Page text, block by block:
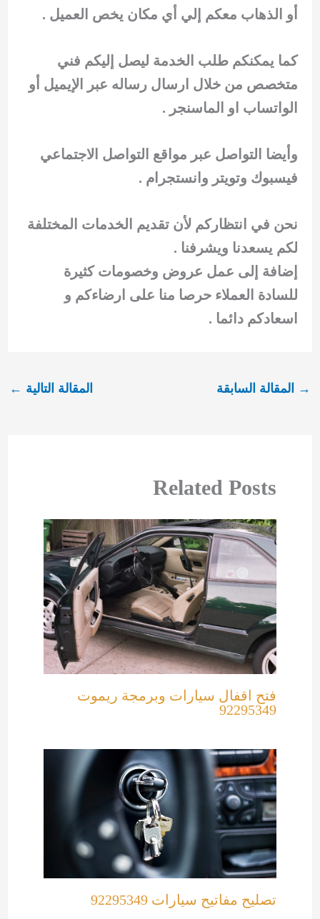
أو الذهاب معكم إلي أي مكان يخص العميل .
كما يمكنكم طلب الخدمة ليصل إليكم فني
متخصص من خلال ارسال رساله عبر الإيميل أو
الواتساب او الماسنجر .
وأيضا التواصل عبر مواقع التواصل الاجتماعي
فيسبوك وتويتر وانستجرام .
نحن في انتظاركم لأن تقديم الخدمات المختلفة
لكم يسعدنا ويشرفنا .
إضافة إلى عمل عروض وخصومات كثيرة
للسادة العملاء حرصا منا على ارضاءكم و
اسعادكم دائما .
→ المقالة السابقة المقالة التالية ←
Related Posts
فتح اقفال سيارات وبرمجة ريموت
92295349
تصليح مفاتيح سيارات 92295349